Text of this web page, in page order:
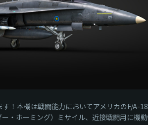
！本機は戦闘能力においてアメリカのF/
・ホーミング）ミサイル、近接戦闘用に機